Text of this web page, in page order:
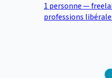
1 personne —
professions